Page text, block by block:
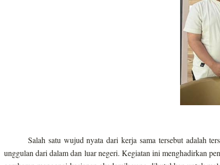
Salah satu wujud nyata dari kerja sama tersebut adalah
unggulan dari dalam dan luar negeri. Kegiatan ini menghadirkan